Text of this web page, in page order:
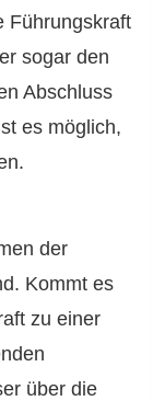
Führungskraft
sogar den
Abschluss
es möglich,
der
Kommt es
zu einer
über die